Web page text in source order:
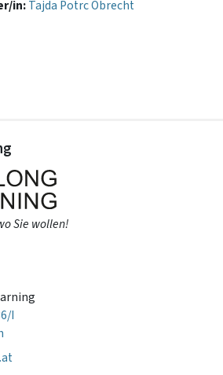
in:Tajda Potrc Obrecht
Sie wollen!
I